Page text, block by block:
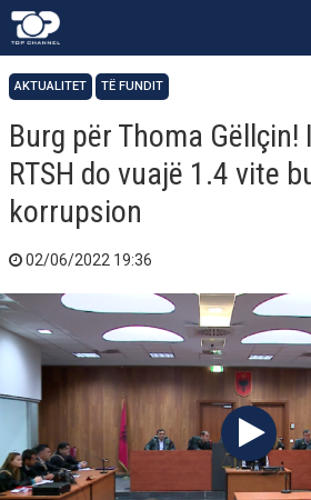
AKTUALITET TË FUNDIT
Burg për Thoma
RTSH do vuajë 1.4 vite
korrupsion
02/06/2022 19:36